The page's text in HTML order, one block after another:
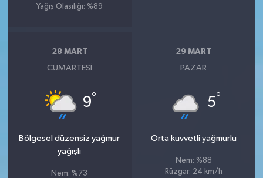
Yağış Olasılığı: %89
28 MART
CUMARTESI
9°
Bölgesel düzensiz yağmur
yağışlı
Nem: %73
29 MART
PAZAR
5°
Orta kuvvetli yağmurlu
Nem: %88
Rüzgar: 24 km/h